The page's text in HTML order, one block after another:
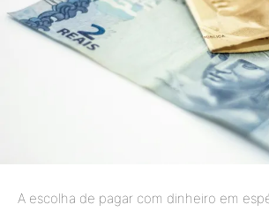
A escolha de pagar com dinheiro em